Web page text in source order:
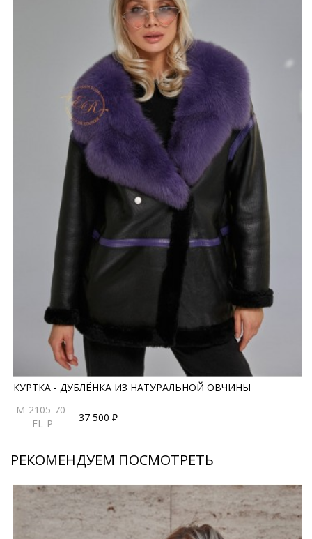
КУРТКА - ДУБЛЁНКА ИЗ НАТУРАЛЬНОЙ ОВЧИНЫ
M-2105-70-
FL-P
37 500 ₽
РЕКОМЕНДУЕМ ПОСМОТРЕТЬ